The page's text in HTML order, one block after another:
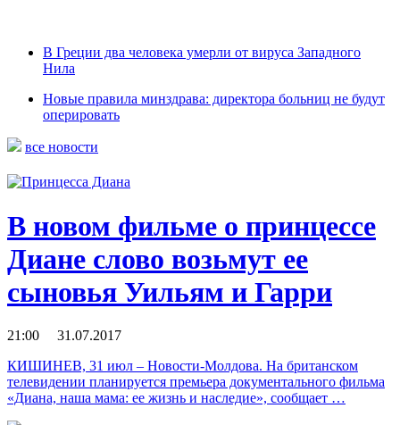
В Греции два человека умерли от вируса Западного
Нила
Новые правила минздрава: директора больниц не будут
оперировать
все новости
В новом фильме о принцессе
Диане слово возьмут ее
сыновья Уильям и Гарри
21:00 31.07.2017
КИШИНЕВ, 31 июл – Новости-Молдова. На британском
телевидении планируется премьера документального фильма
«Диана, наша мама: ее жизнь и наследие», сообщает …